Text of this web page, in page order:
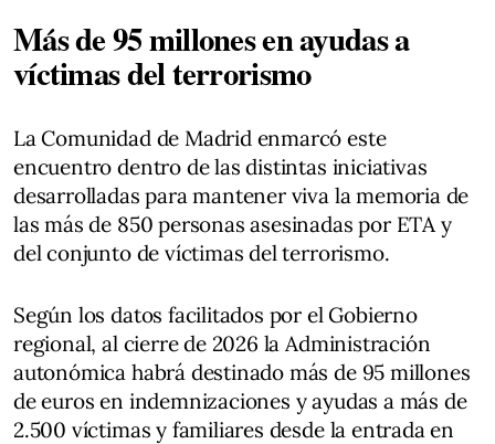
Más de 95 millones en ayudas a
víctimas del terrorismo
La Comunidad de Madrid enmarcó este
encuentro dentro de las distintas iniciativas
desarrolladas para mantener viva la memoria de
las más de 850 personas asesinadas por ETA y
del conjunto de víctimas del terrorismo.
Según los datos facilitados por el Gobierno
regional, al cierre de 2026 la Administración
autonómica habrá destinado más de 95 millones
de euros en indemnizaciones y ayudas a más de
2.500 víctimas y familiares desde la entrada en